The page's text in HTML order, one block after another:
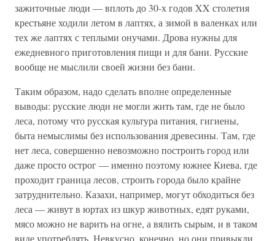
зажиточные люди — вплоть до 30-х годов XX столетия
крестьяне ходили летом в лаптях, а зимой в валенках или
тех же лаптях с теплыми онучами. Дрова нужны для
ежедневного приготовления пищи и для бани. Русские
вообще не мыслили своей жизни без бани.
Таким образом, надо сделать вполне определенные
выводы: русские люди не могли жить там, где не было
леса, потому что русская культура питания, гигиены,
быта немыслимы без использования древесины. Там, где
нет леса, совершенно невозможно построить город или
даже просто острог — именно поэтому южнее Киева, где
проходит граница лесов, строить города было крайне
затруднительно. Казахи, например, могут обходиться без
леса — живут в юртах из шкур животных, едят руками,
мясо можно не варить на огне, а вялить сырым, и в таком
виде употреблять. Невкусно, конечно, но они привыкли.